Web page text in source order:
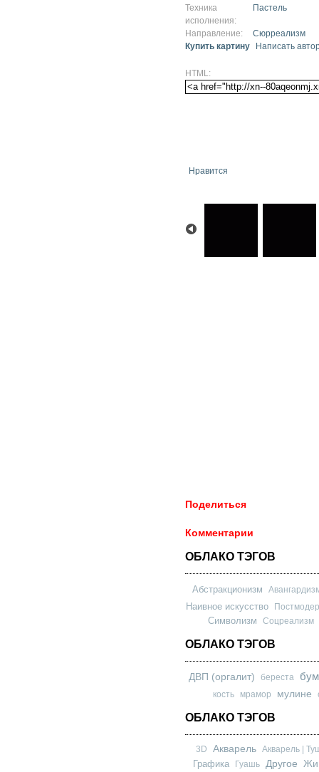
Техника
исполнения:
Пастель
Направление:
Сюрреализм
Купить картину
Написать
HTML:
Нравится
Поделиться
Комментарии
ОБЛАКО ТЭГОВ
Абстракционизм
Наивное искусство
Символизм Соцреализм
ОБЛАКО ТЭГОВ
ДВП (оргалит) береста
кость мрамор мулине
ОБЛАКО ТЭГОВ
3D Акварель Акварель |
Графика Гуашь Другое